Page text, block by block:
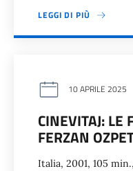
LEGGI DI PIÙ
10 APRILE 2025
CINEVITAJ: LE
FERZAN
Italia, 2001, 105